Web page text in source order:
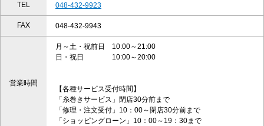
TEL 048-432-9923
FAX 048-432-9943
営業時間
月～土・祝前日 10:00～21:00
日・祝日 10:00～20:00
【各種サービス受付時間】
「糸巻きサービス」閉店30分前まで
「修理・注文受付」10：00～閉店30分前まで
「ショッピングローン」10：00～19：30まで